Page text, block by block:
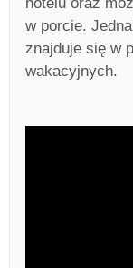
w porcie.
znajduje się w
wakacyjnych.